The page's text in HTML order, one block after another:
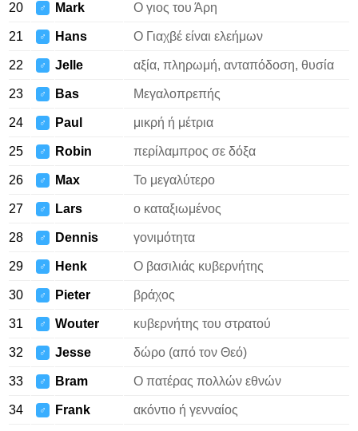
20 ♂ Mark Ο γιος του Άρη
21 ♂ Hans Ο Γιαχβέ είναι ελεήμων
22 ♂ Jelle αξία, πληρωμή, ανταπόδοση, θυσία
23 ♂ Bas Μεγαλοπρεπής
24 ♂ Paul μικρή ή μέτρια
25 ♂ Robin περίλαμπρος σε δόξα
26 ♂ Max Το μεγαλύτερο
27 ♂ Lars ο καταξιωμένος
28 ♂ Dennis γονιμότητα
29 ♂ Henk Ο βασιλιάς κυβερνήτης
30 ♂ Pieter βράχος
31 ♂ Wouter κυβερνήτης του στρατού
32 ♂ Jesse δώρο (από τον Θεό)
33 ♂ Bram Ο πατέρας πολλών εθνών
34 ♂ Frank ακόντιο ή γενναίος